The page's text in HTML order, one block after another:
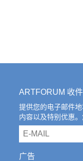
ARTFORUM 收
提供您的电子邮件
内容以及特别优惠
email
广告